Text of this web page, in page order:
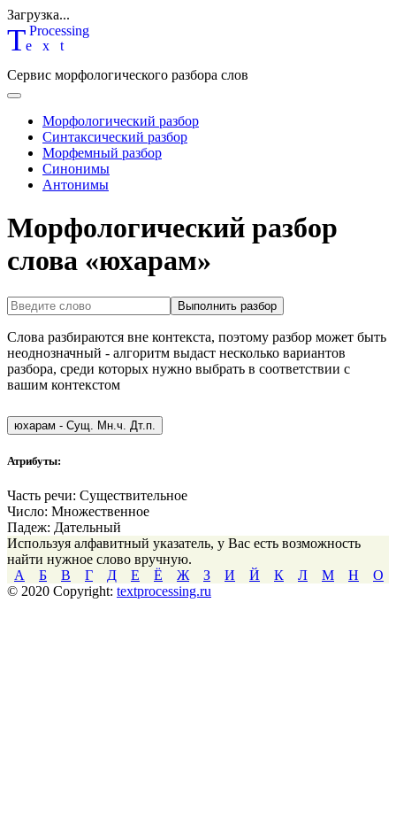
Загрузка...
Text
Processing
Сервис морфологического разбора слов
Морфологический разбор
Синтаксический разбор
Морфемный разбор
Синонимы
Антонимы
Морфологический разбор
слова «юхарам»
Выполнить разбор
Слова разбираются вне контекста, поэтому разбор может быть
неоднозначный - алгоритм выдаст несколько вариантов
разбора, среди которых нужно выбрать в соответствии с
вашим контекстом
юхарам - Сущ. Мн.ч. Дт.п.
Атрибуты:
Часть речи: Существительное
Число: Множественное
Падеж: Дательный
Используя алфавитный указатель, у Вас есть возможность
найти нужное слово вручную.
А
Б В Г Д Е Ё Ж З И Й К Л М Н
О
© 2020 Copyright: textprocessing.ru